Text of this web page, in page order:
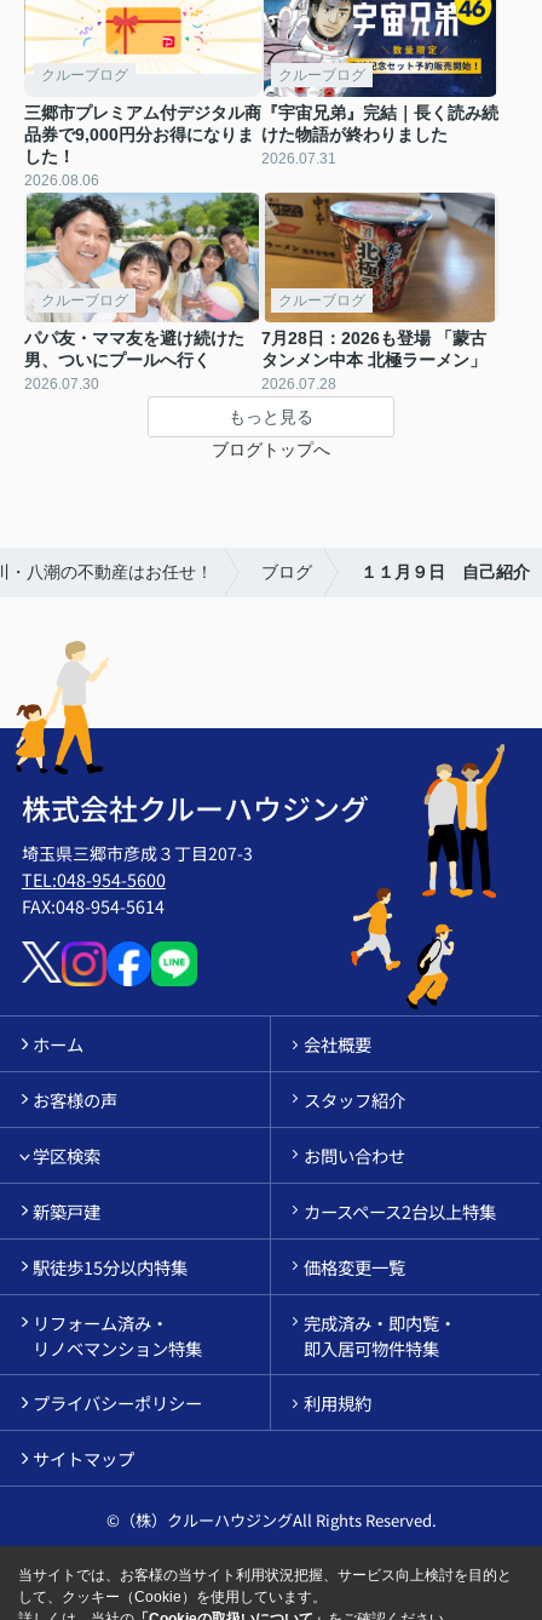
クルーブログ
三郷市プレミアム付デジタル商
品券で9,000円分お得になりま
した！
2026.08.06
クルーブログ
『宇宙兄弟』完結｜長く読み続
けた物語が終わりました
2026.07.31
クルーブログ
パパ友・ママ友を避け続けた
男、ついにプールへ行く
2026.07.30
クルーブログ
7月28日：2026も登場 「蒙古
タンメン中本 北極ラーメン」
2026.07.28
もっと見る
ブログトップへ
八潮の不動産はお任せ！ ブログ １１月９日 自己紹介
株式会社クルーハウジング
埼玉県三郷市彦成３丁目207-3
TEL:048-954-5600
FAX:048-954-5614
ホーム 会社概要
お客様の声 スタッフ紹介
学区検索 お問い合わせ
新築戸建 カースペース2台以上特集
駅徒歩15分以内特集 価格変更一覧
リフォーム済み・
リノベマンション特集
完成済み・即内覧・
即入居可物件特集
プライバシーポリシー 利用規約
サイトマップ
©（株）クルーハウジングAll Rights Reserved.
当サイトでは、お客様の当サイト利用状況把握、サービス向上検討を目的と
して、クッキー（Cookie）を使用しています。